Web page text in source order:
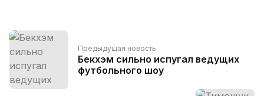
Предыдущая новость
Бекхэм сильно испугал ведущих
футбольного шоу